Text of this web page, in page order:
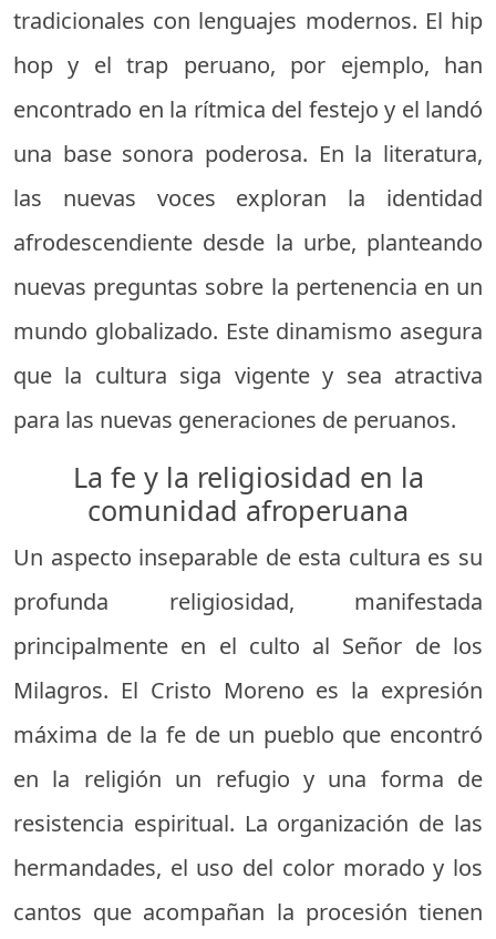
tradicionales con lenguajes modernos. El hip
hop y el trap peruano, por ejemplo, han
encontrado en la rítmica del festejo y el landó
una base sonora poderosa. En la literatura,
las nuevas voces exploran la identidad
afrodescendiente desde la urbe, planteando
nuevas preguntas sobre la pertenencia en un
mundo globalizado. Este dinamismo asegura
que la cultura siga vigente y sea atractiva
para las nuevas generaciones de peruanos.
La fe y la religiosidad en la
comunidad afroperuana
Un aspecto inseparable de esta cultura es su
profunda religiosidad, manifestada
principalmente en el culto al Señor de los
Milagros. El Cristo Moreno es la expresión
máxima de la fe de un pueblo que encontró
en la religión un refugio y una forma de
resistencia espiritual. La organización de las
hermandades, el uso del color morado y los
cantos que acompañan la procesión tienen